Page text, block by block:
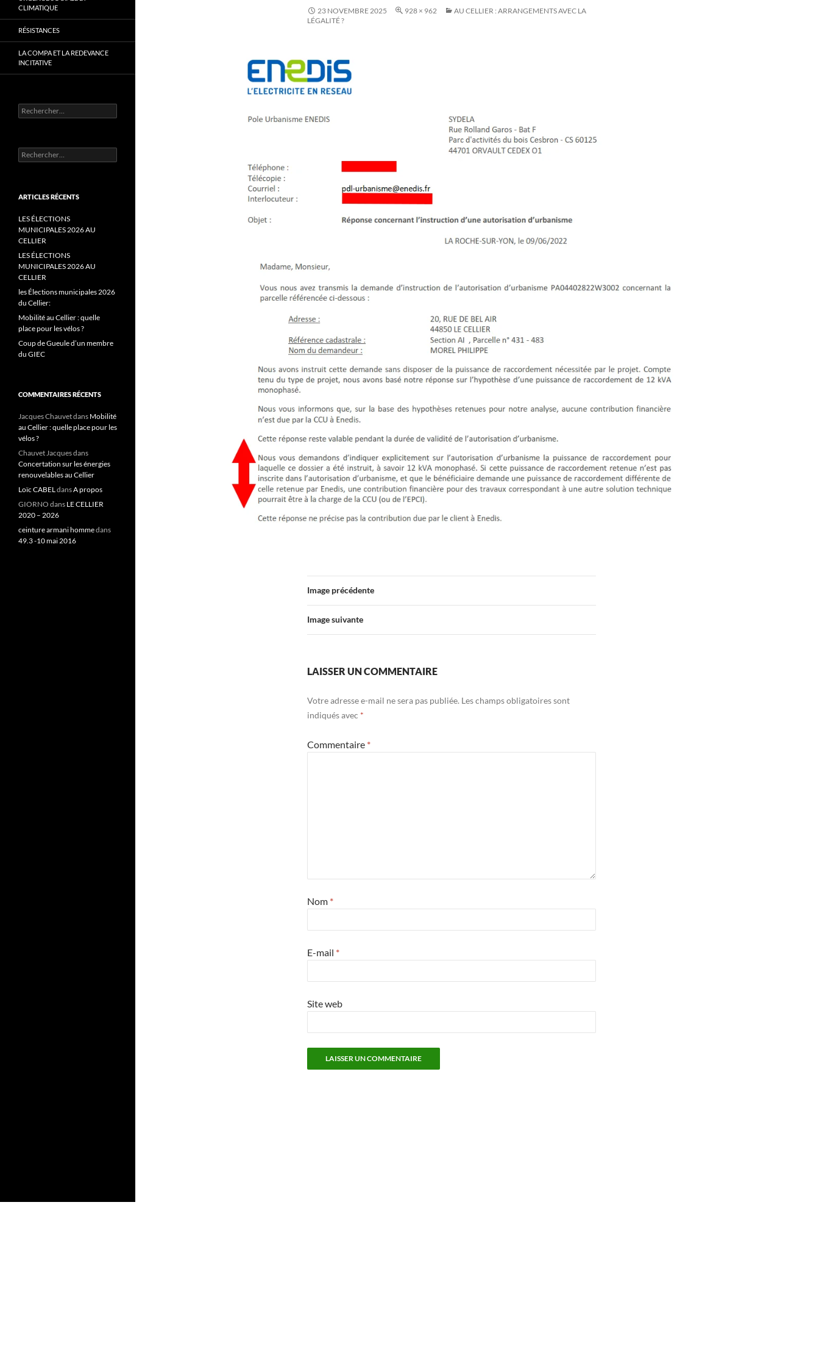
23 NOVEMBRE 2025 928 × 962
AU CELLIER : ARRANGEMENTS AVEC LA
LÉGALITÉ ?
Image précédente
Image suivante
LAISSER UN COMMENTAIRE
Votre adresse e-mail ne sera pas publiée. Les champs obligatoires sont
indiqués avec *
Commentaire *
Nom *
E-mail *
Site web
CLIMATIQUE
RÉSISTANCES
LA COMPA ET LA REDEVANCE
INCITATIVE
Rechercher :
Rechercher :
ARTICLES RÉCENTS
LES ÉLECTIONS
MUNICIPALES 2026 AU
CELLIER
LES ÉLECTIONS
MUNICIPALES 2026 AU
CELLIER
les Élections municipales 2026
du Cellier:
Mobilité au Cellier : quelle
place pour les vélos ?
Coup de Gueule d’un membre
du GIEC
COMMENTAIRES RÉCENTS
Jacques Chauvetdans Mobilité
au Cellier : quelle place pour les
vélos ?
Chauvet Jacquesdans
Concertation sur les énergies
renouvelables au Cellier
Loïc CABELdansA propos
GIORNO dans LE CELLIER
2020 – 2026
ceinture armani hommedans
49.3 -10 mai 2016